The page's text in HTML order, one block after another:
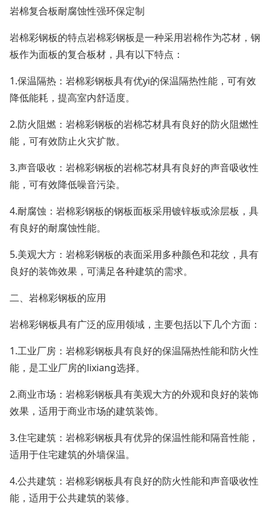
岩棉复合板耐腐蚀性强环保定制
岩棉彩钢板的特点岩棉彩钢板是一种采用岩棉作为芯材，钢
板作为面板的复合板材，具有以下特点：
1.保温隔热：岩棉彩钢板具有优yi的保温隔热性能，可有效
降低能耗，提高室内舒适度。
2.防火阻燃：岩棉彩钢板的岩棉芯材具有良好的防火阻燃性
能，可有效防止火灾扩散。
3.声音吸收：岩棉彩钢板的岩棉芯材具有良好的声音吸收性
能，可有效降低噪音污染。
4.耐腐蚀：岩棉彩钢板的钢板面板采用镀锌板或涂层板，具
有良好的耐腐蚀性能。
5.美观大方：岩棉彩钢板的表面采用多种颜色和花纹，具有
良好的装饰效果，可满足各种建筑的需求。
二、岩棉彩钢板的应用
岩棉彩钢板具有广泛的应用领域，主要包括以下几个方面：
1.工业厂房：岩棉彩钢板具有良好的保温隔热性能和防火性
能，是工业厂房的lixiang选择。
2.商业市场：岩棉彩钢板具有美观大方的外观和良好的装饰
效果，适用于商业市场的建筑装饰。
3.住宅建筑：岩棉彩钢板具有优异的保温性能和隔音性能，
适用于住宅建筑的外墙保温。
4.公共建筑：岩棉彩钢板具有良好的防火性能和声音吸收性
能，适用于公共建筑的装修。